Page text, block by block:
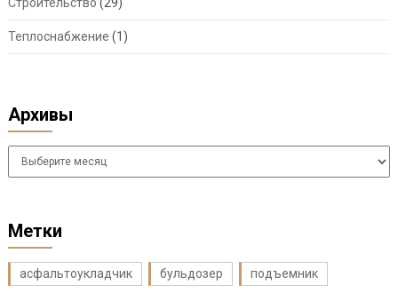
Теплоснабжение (1)
Архивы
Архивы
Метки
асфальтоукладчик бульдозер подъемник